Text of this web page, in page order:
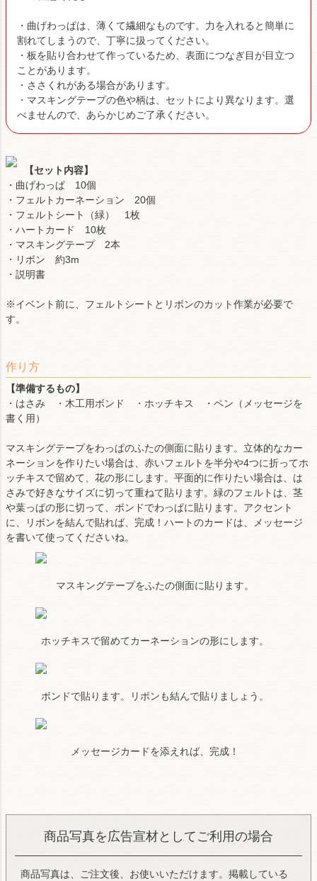
・曲げわっぱは、薄くて繊細なものです。力を入れると簡単に
割れてしまうので、丁寧に扱ってください。
・板を貼り合わせて作っているため、表面につなぎ目が目立つ
ことがあります。
・ささくれがある場合があります。
・マスキングテープの色や柄は、セットにより異なります。選
べませんので、あらかじめご了承ください。
【セット内容】
・曲げわっぱ 10個
・フェルトカーネーション 20個
・フェルトシート（緑） 1枚
・ハートカード 10枚
・マスキングテープ 2本
・リボン 約3m
・説明書
※イベント前に、フェルトシートとリボンのカット作業が必要で
す。
作り方
【準備するもの】
・はさみ ・木工用ボンド ・ホッチキス ・ペン（メッセージを
書く用）
マスキングテープをわっぱのふたの側面に貼ります。立体的なカー
ネーションを作りたい場合は、赤いフェルトを半分や4つに折ってホ
ッチキスで留めて、花の形にします。平面的に作りたい場合は、は
さみで好きなサイズに切って重ねて貼ります。緑のフェルトは、茎
や葉っぱの形に切って、ボンドでわっぱに貼ります。アクセント
に、リボンを結んで貼れば、完成！ハートのカードは、メッセージ
を書いて使ってくださいね。
マスキングテープをふたの側面に貼ります。
ホッチキスで留めてカーネーションの形にします。
ボンドで貼ります。リボンも結んで貼りましょう。
メッセージカードを添えれば、完成！
商品写真を広告宣材としてご利用の場合
商品写真は、ご注文後、お使いいただけます。掲載している